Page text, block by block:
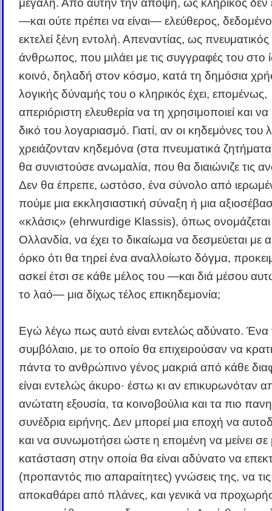
μεγάλη. Από αυτήν την άποψη, ως κληρικός δεν
―και ούτε πρέπει να είναι― ελεύθερος,
εκτελεί ξένη εντολή. Απεναντίας, ως πνευματικός
άνθρωπος, που μιλάει με τις συγγραφές του στο
κοινό, δηλαδή στον κόσμο, κατά τη δημόσια
λογικής δύναμής του ο κληρικός έχει, επομένως,
απεριόριστη ελευθερία να τη χρησιμοποιεί και να
δικό του λογαριασμό. Γιατί, αν οι κηδεμόνες του
χρειάζονταν κηδεμόνα (στα πνευματικά
θα συνιστούσε ανωμαλία, που θα διαιώνιζε τις
Δεν θα έπρεπε, ωστόσο, ένα σύνολο από
πούμε μια εκκλησιαστική σύναξη ή μια
«κλάσις» (ehrwurdige Klassis), όπως
Ολλανδία, να έχει το δικαίωμα να δεσμεύεται με
όρκο ότι θα τηρεί ένα αναλλοίωτο δόγμα,
ασκεί έτσι σε κάθε μέλος του ―και διά μέσου
το λαό― μια δίχως τέλος επικηδεμονία;
Εγώ λέγω πως αυτό είναι εντελώς αδύνατο. Ένα
συμβόλαιο, με το οποίο θα επιχειρούσαν να
πάντα το ανθρώπινο γένος μακριά από κάθε
είναι εντελώς άκυρο· έστω κι αν επικυρωνόταν
ανώτατη εξουσία, τα κοινοβούλια και τα πιο
συνέδρια ειρήνης. Δεν μπορεί μια εποχή να
και να συνωμοτήσει ώστε η επομένη να μείνει σε
κατάσταση στην οποία θα είναι αδύνατο να
(προπαντός πιο απαραίτητες) γνώσεις της, να τις
αποκαθάρει από πλάνες, και γενικά να